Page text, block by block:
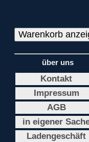
über uns
Kontakt
Impressum
AGB
in eigener
Ladengeschäft